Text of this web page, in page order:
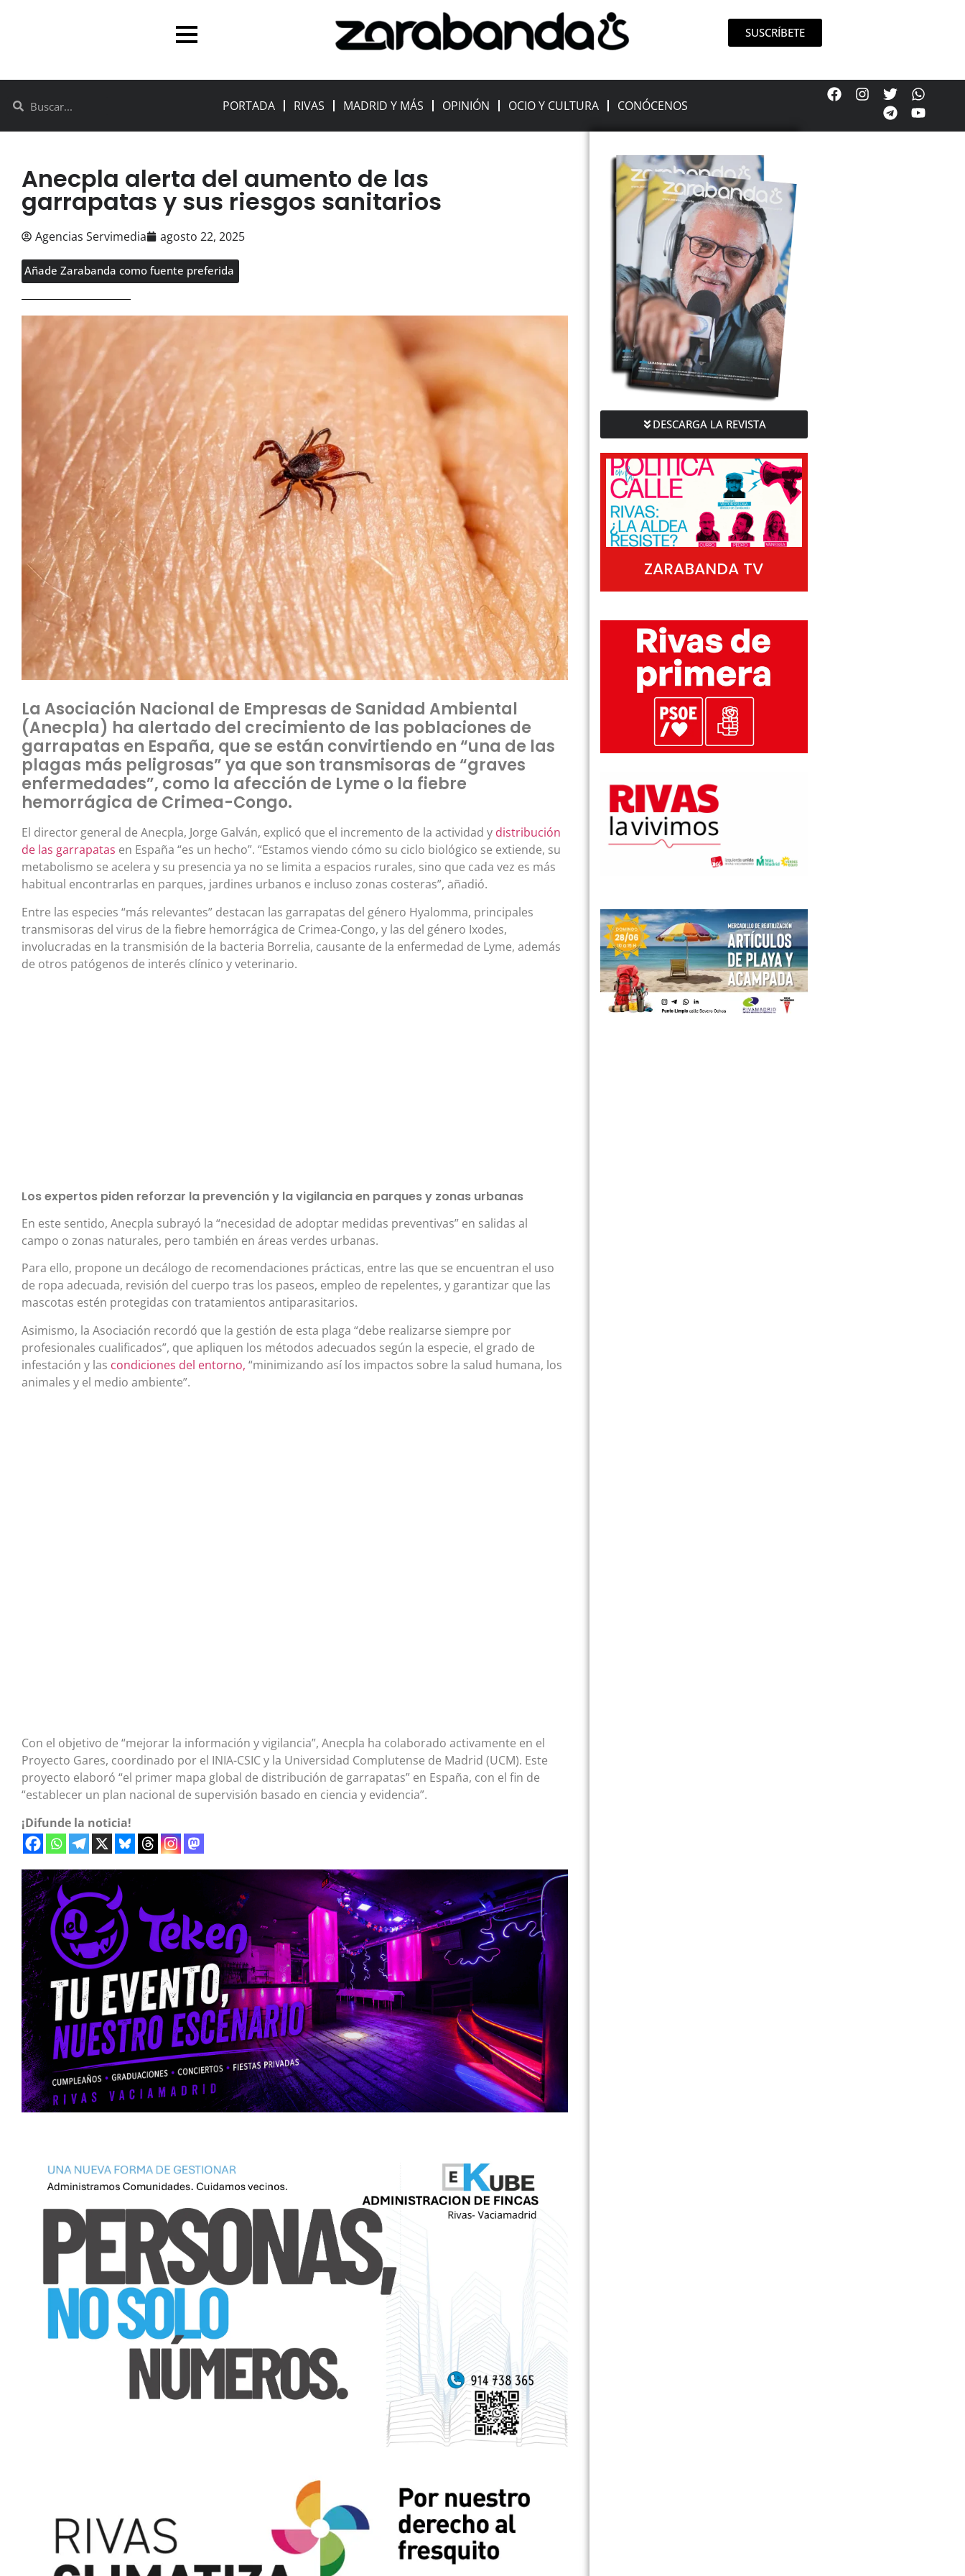
SUSCRÍBETE
PORTADA RIVAS MADRID Y MÁS OPINIÓN OCIO Y CULTURA CONÓCENOS
Anecpla alerta del aumento de las
garrapatas y sus riesgos sanitarios
Agencias Servimedia agosto 22, 2025
Añade Zarabanda como fuente preferida
La Asociación Nacional de Empresas de Sanidad Ambiental
(Anecpla) ha alertado del crecimiento de las poblaciones de
garrapatas en España, que se están convirtiendo en “una de las
plagas más peligrosas” ya que son transmisoras de “graves
enfermedades”, como la afección de Lyme o la fiebre
hemorrágica de Crimea-Congo.
El director general de Anecpla, Jorge Galván, explicó que el incremento de la actividad y distribución
de las garrapatas en España “es un hecho”. “Estamos viendo cómo su ciclo biológico se extiende, su
metabolismo se acelera y su presencia ya no se limita a espacios rurales, sino que cada vez es más
habitual encontrarlas en parques, jardines urbanos e incluso zonas costeras”, añadió.
Entre las especies “más relevantes” destacan las garrapatas del género Hyalomma, principales
transmisoras del virus de la fiebre hemorrágica de Crimea-Congo, y las del género Ixodes,
involucradas en la transmisión de la bacteria Borrelia, causante de la enfermedad de Lyme, además
de otros patógenos de interés clínico y veterinario.
Los expertos piden reforzar la prevención y la vigilancia en parques y zonas urbanas
En este sentido, Anecpla subrayó la “necesidad de adoptar medidas preventivas” en salidas al
campo o zonas naturales, pero también en áreas verdes urbanas.
Para ello, propone un decálogo de recomendaciones prácticas, entre las que se encuentran el uso
de ropa adecuada, revisión del cuerpo tras los paseos, empleo de repelentes, y garantizar que las
mascotas estén protegidas con tratamientos antiparasitarios.
Asimismo, la Asociación recordó que la gestión de esta plaga “debe realizarse siempre por
profesionales cualificados”, que apliquen los métodos adecuados según la especie, el grado de
infestación y las condiciones del entorno, “minimizando así los impactos sobre la salud humana, los
animales y el medio ambiente”.
Con el objetivo de “mejorar la información y vigilancia”, Anecpla ha colaborado activamente en el
Proyecto Gares, coordinado por el INIA-CSIC y la Universidad Complutense de Madrid (UCM). Este
proyecto elaboró “el primer mapa global de distribución de garrapatas” en España, con el fin de
“establecer un plan nacional de supervisión basado en ciencia y evidencia”.
¡Difunde la noticia!
DESCARGA LA REVISTA
ZARABANDA TV